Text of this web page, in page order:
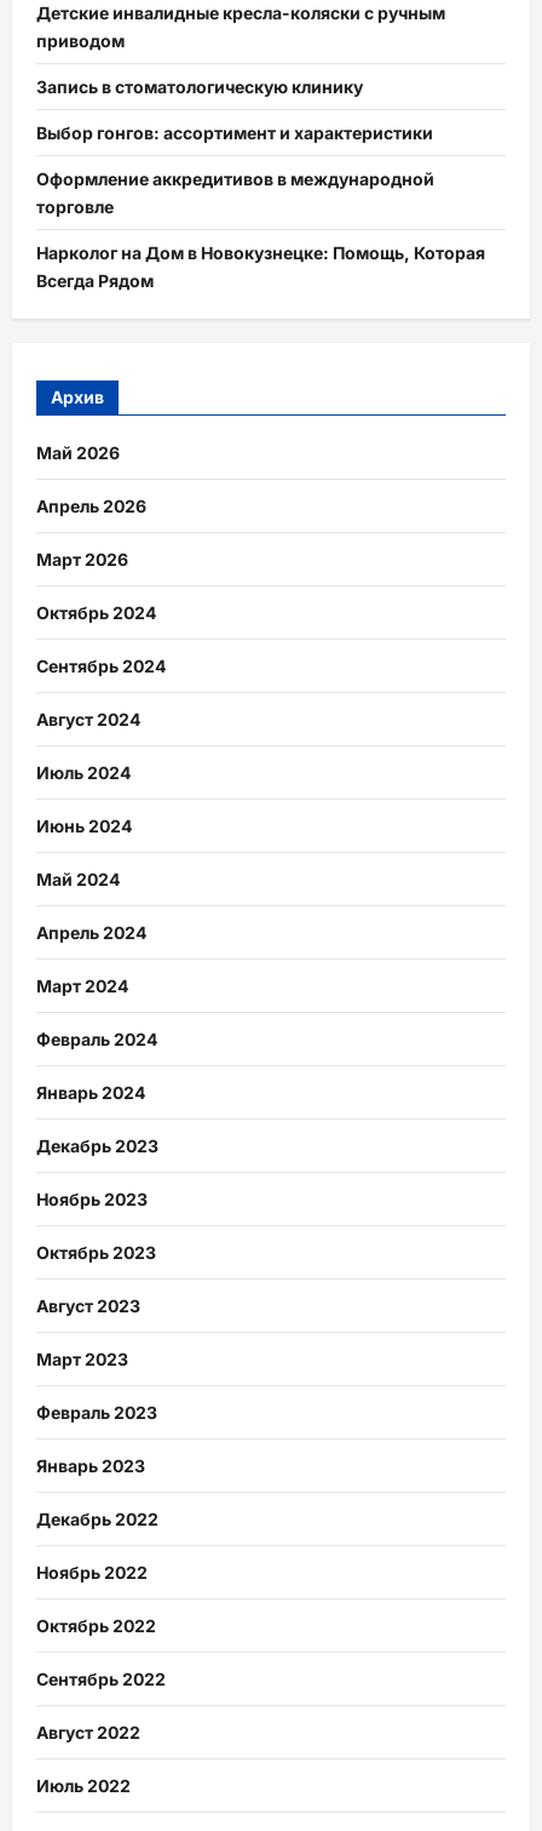
Детские инвалидные кресла-коляски с ручным
приводом
Запись в стоматологическую клинику
Выбор гонгов: ассортимент и характеристики
Оформление аккредитивов в международной
торговле
Нарколог на Дом в Новокузнецке: Помощь, Которая
Всегда Рядом
Архив
Май 2026
Апрель 2026
Март 2026
Октябрь 2024
Сентябрь 2024
Август 2024
Июль 2024
Июнь 2024
Май 2024
Апрель 2024
Март 2024
Февраль 2024
Январь 2024
Декабрь 2023
Ноябрь 2023
Октябрь 2023
Август 2023
Март 2023
Февраль 2023
Январь 2023
Декабрь 2022
Ноябрь 2022
Октябрь 2022
Сентябрь 2022
Август 2022
Июль 2022